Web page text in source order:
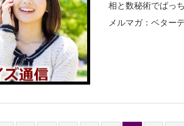
相と数秘術でばっ
メルマガ：ベター